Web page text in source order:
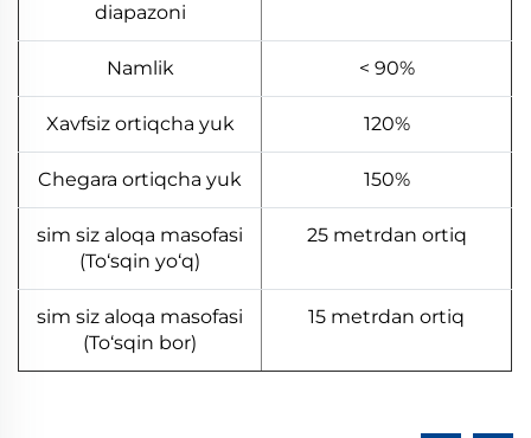
diapazoni
Namlik < 90%
Xavfsiz ortiqcha yuk 120%
Chegara ortiqcha yuk 150%
sim siz aloqa masofasi
(To‘sqin yo‘q)
25 metrdan ortiq
sim siz aloqa masofasi
(To‘sqin bor)
15 metrdan ortiq